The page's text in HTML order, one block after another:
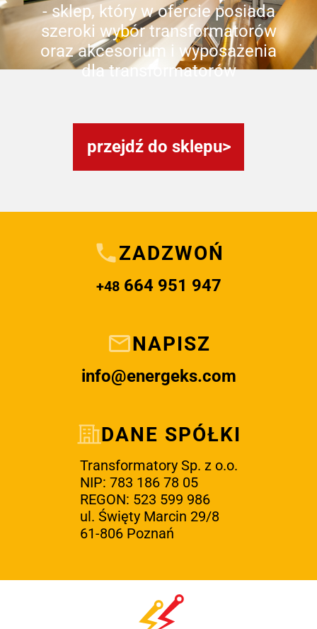
- sklep, który w ofercie posiada
szeroki wybór transformatorów
oraz akcesorium i wyposażenia
dla transformatorów
przejdź do sklepu
ZADZWOŃ
+48664 951 947
NAPISZ
info@energeks.com
DANE SPÓŁKI
Transformatory Sp. z o.o.
NIP: 783 186 78 05
REGON: 523 599 986
ul. Święty Marcin 29/8
61-806 Poznań